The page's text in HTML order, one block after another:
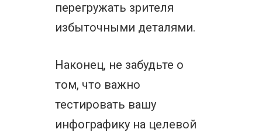
перегружать зрителя
избыточными деталями.
Наконец, не забудьте о
том, что важно
тестировать вашу
инфографику на целевой